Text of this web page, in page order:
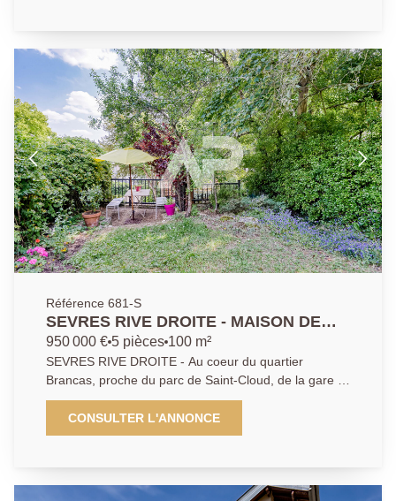
serez séduits par les prestations de cet appartement
sans travaux à prévoir. Une grande cave complète ce
bien. Parking libre dans la résidence. (Bus : 5min,
Tramway 2 : 4min, Métro 9 : 12min).
Référence 681-S
SEVRES RIVE DROITE - MAISON DE
CHARME
950 000 € 5 pièces 100 m²
SEVRES RIVE DROITE - Au coeur du quartier
Brancas, proche du parc de Saint-Cloud, de la gare et
des écoles Internationales, maison de charme en
meulière comprenant en rez-de-chaussée une
agréable pièce de vie traversante avec salon, salle à
combles aménageables. Charme de l'ancien avec un
CONSULTER L'ANNONCE